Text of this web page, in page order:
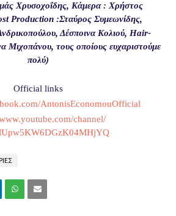
Χρυσοχοΐδης, Κάμερα : Χρήστος
Production :Σταύρος Συμεωνίδης,
Δέσποινα Κολιού, Hair-
Μιχοπάνου, τους οποίους ευχαριστούμε
πολύ)
Official links
AntonisEconomouOfficial
channel/